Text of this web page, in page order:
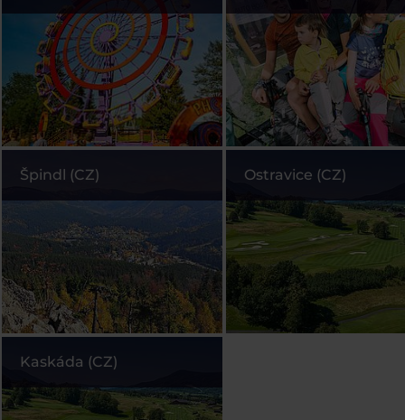
Špindl (CZ) Ostravice (CZ)
Kaskáda (CZ)